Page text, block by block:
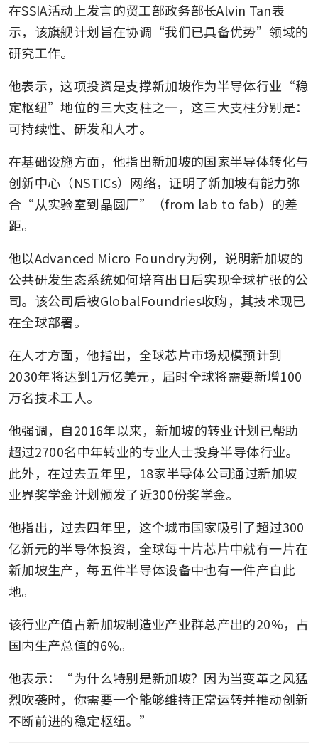
在SSIA活动上发言的贸工部政务部长Alvin Tan表
示，该旗舰计划旨在协调“我们已具备优势”领域的
研究工作。
他表示，这项投资是支撑新加坡作为半导体行业“稳
定枢纽”地位的三大支柱之一，这三大支柱分别是：
可持续性、研发和人才。
在基础设施方面，他指出新加坡的国家半导体转化与
创新中心（NSTICs）网络，证明了新加坡有能力弥
合“从实验室到晶圆厂”（from lab to fab）的差
距。
他以Advanced Micro Foundry为例，说明新加坡的
公共研发生态系统如何培育出日后实现全球扩张的公
司。该公司后被GlobalFoundries收购，其技术现已
在全球部署。
在人才方面，他指出，全球芯片市场规模预计到
2030年将达到1万亿美元，届时全球将需要新增100
万名技术工人。
他强调，自2016年以来，新加坡的转业计划已帮助
超过2700名中年转业的专业人士投身半导体行业。
此外，在过去五年里，18家半导体公司通过新加坡
业界奖学金计划颁发了近300份奖学金。
他指出，过去四年里，这个城市国家吸引了超过300
亿新元的半导体投资，全球每十片芯片中就有一片在
新加坡生产，每五件半导体设备中也有一件产自此
地。
该行业产值占新加坡制造业产业群总产出的20%，占
国内生产总值的6%。
他表示：“为什么特别是新加坡？因为当变革之风猛
烈吹袭时，你需要一个能够维持正常运转并推动创新
不断前进的稳定枢纽。”